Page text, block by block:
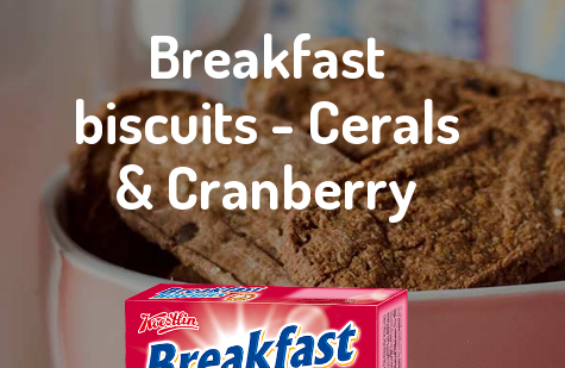
Breakfast
biscuits - Cerals
& Cranberry